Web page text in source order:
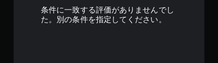
条件に一致する評価がありませんでし
た。別の条件を指定してください。